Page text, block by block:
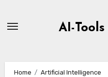
AI-
Home
Artificial Intelligence